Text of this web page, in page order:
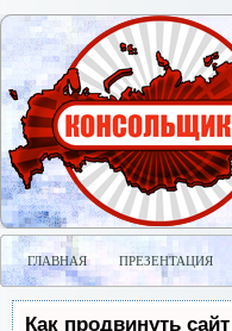
ГЛАВНАЯ ПРЕЗЕНТАЦИЯ
Как продвинуть